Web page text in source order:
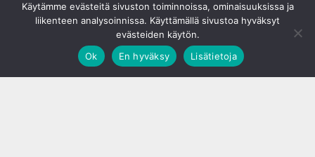
Käytämme evästeitä sivuston toiminnoissa, ominaisuuksissa ja
liikenteen analysoinnissa. Käyttämällä sivustoa hyväksyt
evästeiden käytön.
Ok
En hyväksy Lisätietoja